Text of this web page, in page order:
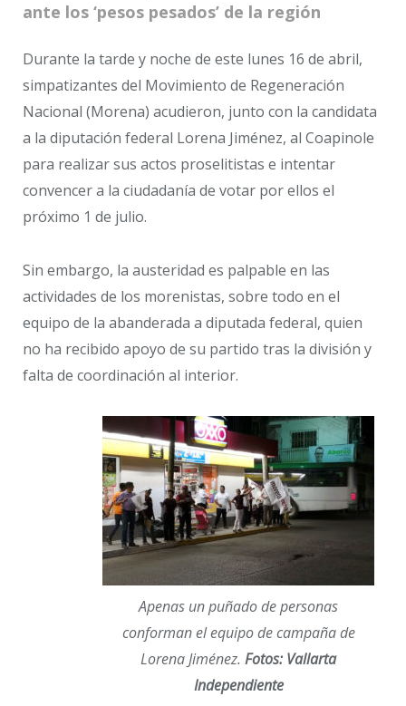
ante los ‘pesos pesados’ de la región
Durante la tarde y noche de este lunes 16 de abril,
simpatizantes del Movimiento de Regeneración
Nacional (Morena) acudieron, junto con la candidata
a la diputación federal Lorena Jiménez, al Coapinole
para realizar sus actos proselitistas e intentar
convencer a la ciudadanía de votar por ellos el
próximo 1 de julio.
Sin embargo, la austeridad es palpable en las
actividades de los morenistas, sobre todo en el
equipo de la abanderada a diputada federal, quien
no ha recibido apoyo de su partido tras la división y
falta de coordinación al interior.
Apenas un puñado de personas
conforman el equipo de campaña de
Lorena Jiménez. Fotos: Vallarta
Independiente